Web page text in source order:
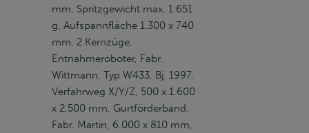
mm, Spritzgewicht max. 1.651
g, Aufspannfläche 1.300 x 740
mm, 2 Kernzüge,
Entnahmeroboter, Fabr.
Wittmann, Typ W433, Bj. 1997,
Verfahrweg X/Y/Z, 500 x 1.600
x 2.500 mm, Gurtförderband,
Fabr. Martin, 6.000 x 810 mm,